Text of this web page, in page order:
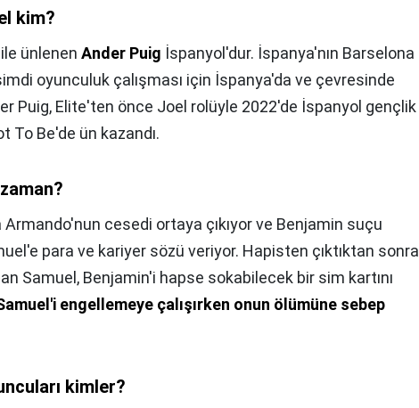
kim?
ünlenen Ander Puig İspanyol'dur. İspanya'nın Barselona
oyunculuk çalışması için İspanya'da ve çevresinde
Puig, Elite'ten önce Joel rolüyle 2022'de İspanyol gençlik
To Be'de ün kazandı.
Armando'nun cesedi ortaya çıkıyor ve Benjamin suçu
para ve kariyer sözü veriyor. Hapisten çıktıktan sonra
Samuel, Benjamin'i hapse sokabilecek bir sim kartını
engellemeye çalışırken onun ölümüne sebep
kimler?